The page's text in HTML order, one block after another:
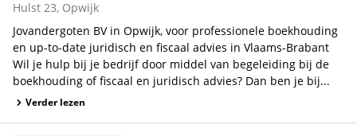
Hulst 23, Opwijk
Jovandergoten BV in Opwijk, voor professionele boekhouding
en up-to-date juridisch en fiscaal advies in Vlaams-Brabant
Wil je hulp bij je bedrijf door middel van begeleiding bij de
boekhouding of fiscaal en juridisch advies? Dan ben je bij...
Verder lezen